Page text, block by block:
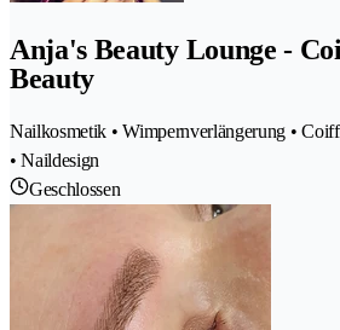
Anja's Beauty Lounge -
Beauty
Nailkosmetik • Wimpernverlängerung •
• Naildesign
Geschlossen